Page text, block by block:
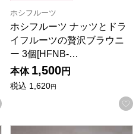
お気に入りに登録する
ホシフルーツ
ホシフルーツ ナッツとドラ
イフルーツの贅沢ブラウニ
ー 3個[HFNB-…
本体 1,500円
税込 1,620円